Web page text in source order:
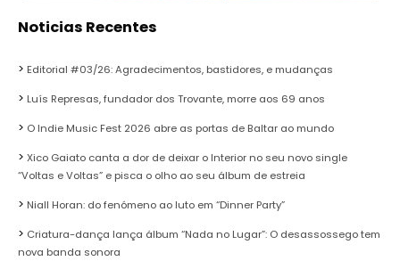
Noticias Recentes
Editorial #03/26: Agradecimentos, bastidores, e mudanças
Luís Represas, fundador dos Trovante, morre aos 69 anos
O Indie Music Fest 2026 abre as portas de Baltar ao mundo
Xico Gaiato canta a dor de deixar o Interior no seu novo single
“Voltas e Voltas” e pisca o olho ao seu álbum de estreia
Niall Horan: do fenómeno ao luto em “Dinner Party”
Criatura-dança lança álbum “Nada no Lugar”: O desassossego tem
nova banda sonora